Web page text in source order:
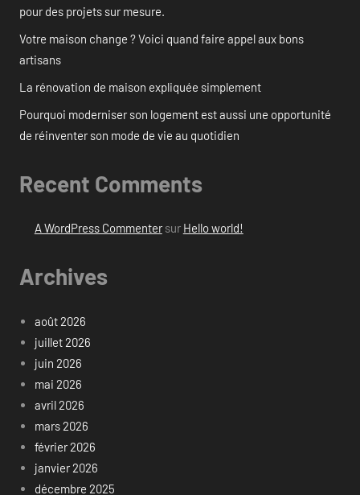
pour des projets sur mesure.
Votre maison change ? Voici quand faire appel aux bons
artisans
La rénovation de maison expliquée simplement
Pourquoi moderniser son logement est aussi une opportunité
de réinventer son mode de vie au quotidien
Recent Comments
A WordPress Commentersur Hello world!
Archives
août 2026
juillet 2026
juin 2026
mai 2026
avril 2026
mars 2026
février 2026
janvier 2026
décembre 2025